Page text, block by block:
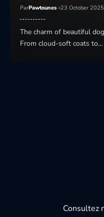
ParPawtounes 23 October 2025
The charm of beautiful
From cloud-soft coats to…
Consultez